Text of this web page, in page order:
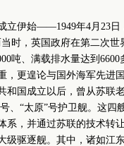
伊始——1949年4月23日，
时，英国政府在第二次
吨、满载排水量达到
，更遑论与国外海军先进国
国成立以后，曾从苏联老
号、“太原”号护卫舰。这
系，并通过苏联的技术转
级驱逐舰。其中，诸如江